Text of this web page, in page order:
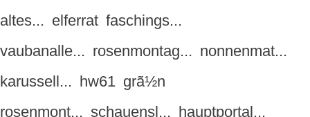
altes... elferrat faschings...
vaubanalle... rosenmontag... nonnenmat...
karussell... hw61 grã½n
rosenmont... schauensl... hauptportal...